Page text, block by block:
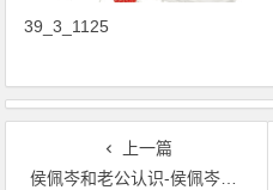
39_3_1125
上一篇
侯佩岑和老公认识-侯佩岑产子-侯佩岑素颜-韩庚 侯佩岑